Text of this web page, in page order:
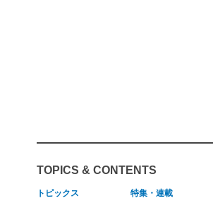
TOPICS & CONTENTS
トピックス 特集・連載